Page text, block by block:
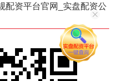
配资平台官网_实盘配资公